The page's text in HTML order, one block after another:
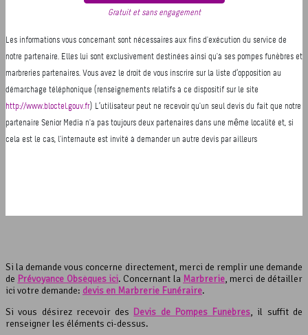
Si la demande vous concerne directement, merci de remplir une demande
de Prévoyance Obsèques ici. Concernant la Marbrerie, merci de détailler
ici votre demande: devis en Marbrerie Funéraire.
Si vous désirez recevoir des Devis de Pompes Funèbres, il suffit de
renseigner les éléments ci-dessus.